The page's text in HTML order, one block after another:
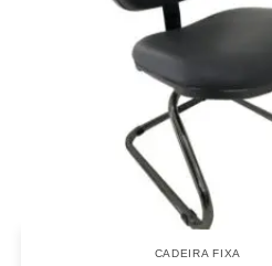
CADEIRA FIXA